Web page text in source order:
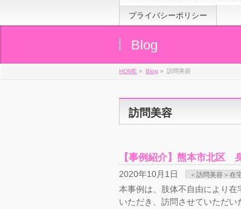
プライバシーポリシー
Blog
HOME » Blog » 訪問美容
訪問美容
【事例紹介】熊本市北区
2020年10月1日 ＜訪問美容＞在
本事例は、肢体不自由により
いただき、訪問させていただ